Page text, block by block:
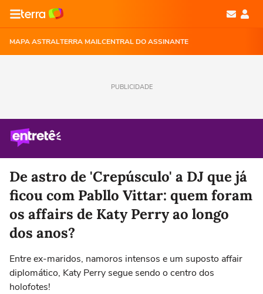
MAPA ASTRALTERRA MAILCENTRAL DO ASSINANTE
PUBLICIDADE
De astro de 'Crepúsculo' a DJ que já
ficou com Pabllo Vittar: quem foram
os affairs de Katy Perry ao longo
dos anos?
Entre ex-maridos, namoros intensos e um suposto affair
diplomático, Katy Perry segue sendo o centro dos
holofotes!